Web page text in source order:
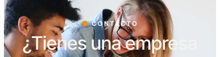
CONTACTO
¿Tienes una empresa